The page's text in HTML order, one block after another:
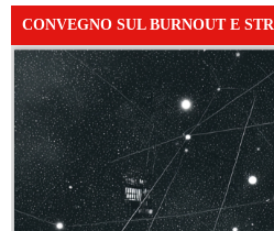
CONVEGNO SUL BURNOUT E